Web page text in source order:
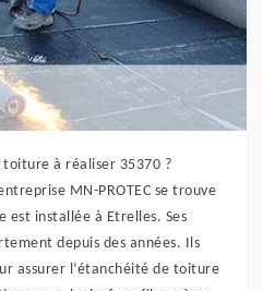
toiture à réaliser 35370 ?
MN-PROTEC se trouve
est installée à Etrelles. Ses
depuis des années. Ils
assurer l’étanchéité de toiture